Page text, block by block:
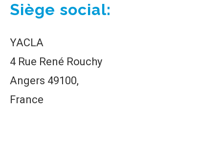
Siège social:
YACLA
4 Rue René Rouchy
Angers 49100,
France